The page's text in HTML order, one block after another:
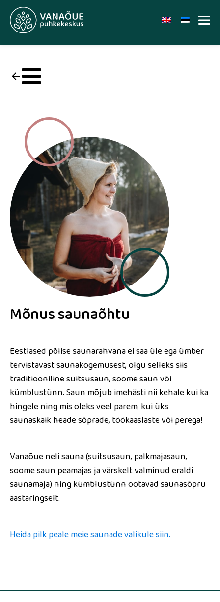
Mõnus saunaõhtu
Eestlased põlise saunarahvana ei saa üle ega ümber
tervistavast saunakogemusest, olgu selleks siis
traditiooniline suitsusaun, soome saun või
kümblustünn. Saun mõjub imehästi nii kehale kui ka
hingele ning mis oleks veel parem, kui üks
saunaskäik heade sõprade, töökaaslaste või perega!
Vanaõue neli sauna (suitsusaun, palkmajasaun,
soome saun peamajas ja värskelt valminud eraldi
saunamaja) ning kümblustünn ootavad saunasõpru
aastaringselt.
Heida pilk peale meie saunade valikule siin.